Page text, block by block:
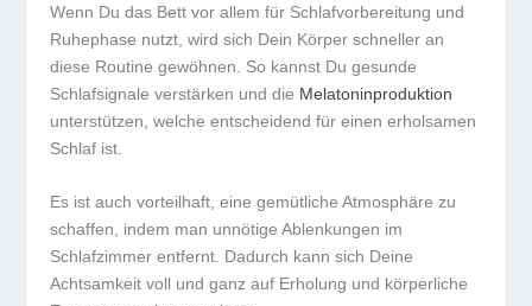
Wenn Du das Bett vor allem für Schlafvorbereitung und
Ruhephase nutzt, wird sich Dein Körper schneller an
diese Routine gewöhnen. So kannst Du gesunde
Schlafsignale verstärken und die Melatoninproduktion
unterstützen, welche entscheidend für einen erholsamen
Schlaf ist.
Es ist auch vorteilhaft, eine gemütliche Atmosphäre zu
schaffen, indem man unnötige Ablenkungen im
Schlafzimmer entfernt. Dadurch kann sich Deine
Achtsamkeit voll und ganz auf Erholung und körperliche